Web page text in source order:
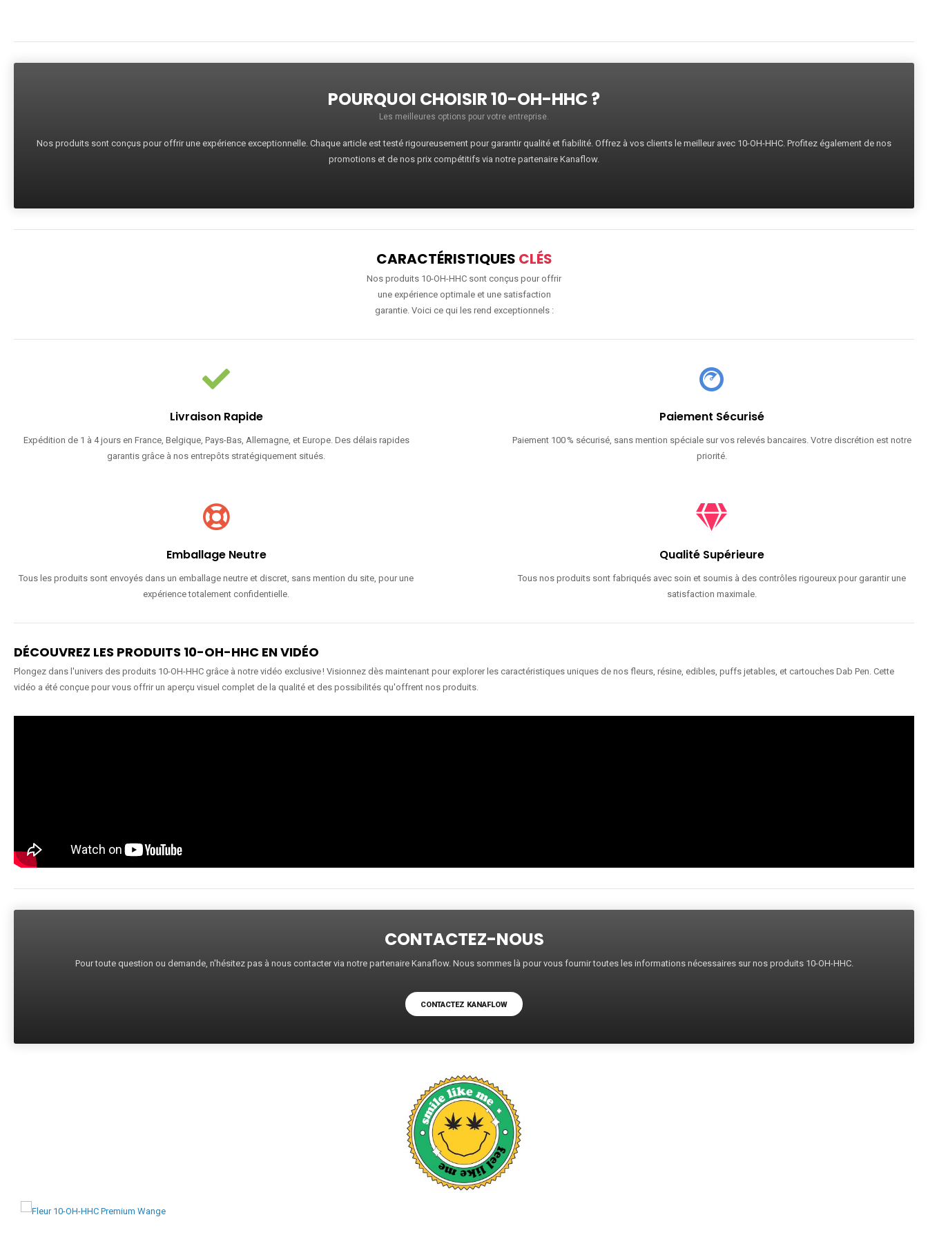
POURQUOI CHOISIR 10-OH-HHC ?
Les meilleures options pour votre entreprise.
Nos produits sont conçus pour offrir une expérience exceptionnelle. Chaque article est testé rigoureusement pour garantir qualité et fiabilité. Offrez à vos clients le meilleur avec 10-OH-HHC. Profitez également de nos
promotions et de nos prix compétitifs via notre partenaire Kanaflow.
CARACTÉRISTIQUES CLÉS
Nos produits 10-OH-HHC sont conçus pour offrir
une expérience optimale et une satisfaction
garantie. Voici ce qui les rend exceptionnels :
Livraison Rapide
Expédition de 1 à 4 jours en France, Belgique, Pays-Bas, Allemagne, et Europe. Des délais rapides
garantis grâce à nos entrepôts stratégiquement situés.
Paiement Sécurisé
Paiement 100 % sécurisé, sans mention spéciale sur vos relevés bancaires. Votre discrétion est notre
priorité.
Emballage Neutre
Tous les produits sont envoyés dans un emballage neutre et discret, sans mention du site, pour une
expérience totalement confidentielle.
Qualité Supérieure
Tous nos produits sont fabriqués avec soin et soumis à des contrôles rigoureux pour garantir une
satisfaction maximale.
DÉCOUVREZ LES PRODUITS 10-OH-HHC EN VIDÉO
Plongez dans l'univers des produits 10-OH-HHC grâce à notre vidéo exclusive ! Visionnez dès maintenant pour explorer les caractéristiques uniques de nos fleurs, résine, edibles, puffs jetables, et cartouches Dab Pen. Cette
vidéo a été conçue pour vous offrir un aperçu visuel complet de la qualité et des possibilités qu'offrent nos produits.
CONTACTEZ-NOUS
Pour toute question ou demande, n'hésitez pas à nous contacter via notre partenaire Kanaflow. Nous sommes là pour vous fournir toutes les informations nécessaires sur nos produits 10-OH-HHC.
CONTACTEZ KANAFLOW